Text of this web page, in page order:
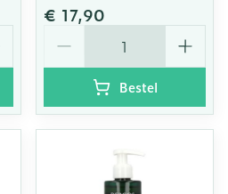
€ 17,90
Bestel